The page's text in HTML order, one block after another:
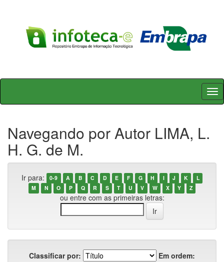
Skip
Navegando por Autor LIMA, L.
H. G. de M.
Ir para: 0-9 A B C D E F G H I J K
L
M
N O P Q R S T U V W X Y Z
ou entre com as primeiras letras:
Classificar por:
Em ordem: